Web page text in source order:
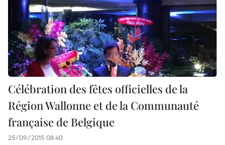
Célébration des fêtes officielles de la
Région Wallonne et de la Communauté
française de Belgique
25/09/2015 08:40